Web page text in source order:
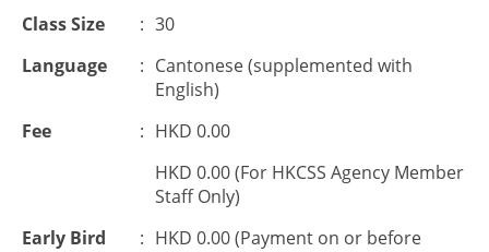
Class Size : 30
Language
: Cantonese (supplemented with
English)
Fee
: HKD 0.00
HKD 0.00 (For HKCSS Agency Member
Staff Only)
Early Bird
: HKD 0.00 (Payment on or before